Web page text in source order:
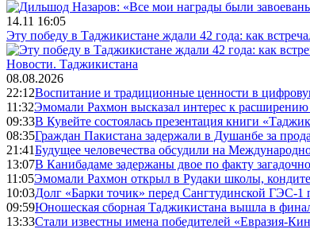
14.11 16:05
Эту победу в Таджикистане ждали 42 года: как
Новости. Таджикистана
08.08.2026
22:12Воспитание и традиционные ценности в
11:32Эмомали Рахмон высказал интерес к
09:33В Кувейте состоялась презентация книги
08:35Граждан Пакистана задержали в Душанбе за
21:41Будущее человечества обсудили на
13:07В Канибадаме задержаны двое по факту
11:05Эмомали Рахмон открыл в Рудаки школы,
10:03Долг «Барки точик» перед Сангтудинской ГЭС-1
09:59Юношеская сборная Таджикистана вышла в
13:33Стали известны имена победителей «Евразия-